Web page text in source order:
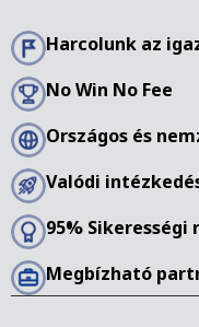
Harcolunk az
No Win No Fee
Országos és
Valódi
95% Sikerességi
Megbízható